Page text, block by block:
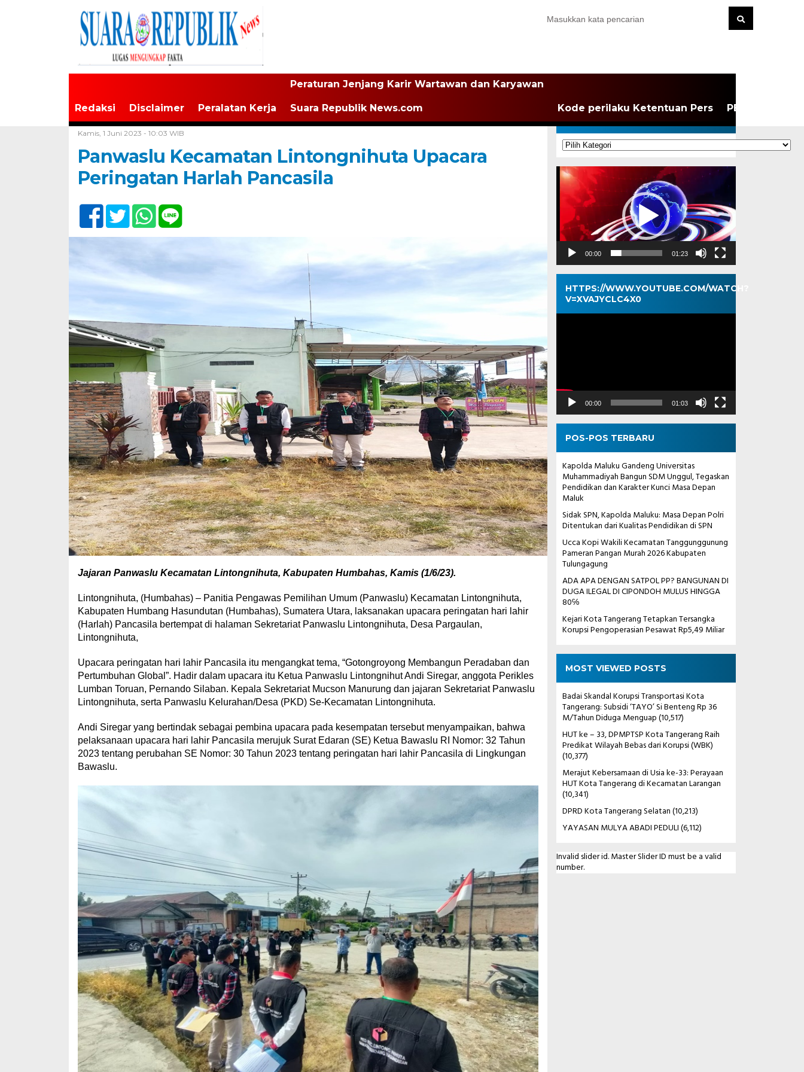
Redaksi Disclaimer Peralatan Kerja
Peraturan Jenjang Karir Wartawan dan Karyawan
Suara Republik News.com Kode perilaku Ketentuan Pers PEDOMAN
Kamis, 1 Juni 2023 - 10:03 WIB
Panwaslu Kecamatan Lintongnihuta Upacara
Peringatan Harlah Pancasila
Jajaran Panwaslu Kecamatan Lintongnihuta, Kabupaten Humbahas, Kamis (1/6/23).
Lintongnihuta, (Humbahas) – Panitia Pengawas Pemilihan Umum (Panwaslu) Kecamatan Lintongnihuta,
Kabupaten Humbang Hasundutan (Humbahas), Sumatera Utara, laksanakan upacara peringatan hari lahir
(Harlah) Pancasila bertempat di halaman Sekretariat Panwaslu Lintongnihuta, Desa Pargaulan,
Lintongnihuta,
Upacara peringatan hari lahir Pancasila itu mengangkat tema, “Gotongroyong Membangun Peradaban dan
Pertumbuhan Global”. Hadir dalam upacara itu Ketua Panwaslu Lintongnihut Andi Siregar, anggota Perikles
Lumban Toruan, Pernando Silaban. Kepala Sekretariat Mucson Manurung dan jajaran Sekretariat Panwaslu
Lintongnihuta, serta Panwaslu Kelurahan/Desa (PKD) Se-Kecamatan Lintongnihuta.
Andi Siregar yang bertindak sebagai pembina upacara pada kesempatan tersebut menyampaikan, bahwa
pelaksanaan upacara hari lahir Pancasila merujuk Surat Edaran (SE) Ketua Bawaslu RI Nomor: 32 Tahun
2023 tentang perubahan SE Nomor: 30 Tahun 2023 tentang peringatan hari lahir Pancasila di Lingkungan
Bawaslu.
KATEGORI
Kategori
Pemutar
Video
00:00 01:23
HTTPS://WWW.YOUTUBE.COM/WATCH?
V=XVAJYCLC4X0
Pemutar
00:00 01:03
POS-POS TERBARU
Kapolda Maluku Gandeng Universitas
Muhammadiyah Bangun SDM Unggul, Tegaskan
Pendidikan dan Karakter Kunci Masa Depan
Maluk
Sidak SPN, Kapolda Maluku: Masa Depan Polri
Ditentukan dari Kualitas Pendidikan di SPN
Ucca Kopi Wakili Kecamatan Tanggunggunung
Pameran Pangan Murah 2026 Kabupaten
Tulungagung
ADA APA DENGAN SATPOL PP? BANGUNAN DI
DUGA ILEGAL DI CIPONDOH MULUS HINGGA
80℅
Kejari Kota Tangerang Tetapkan Tersangka
Korupsi Pengoperasian Pesawat Rp5,49 Miliar
MOST VIEWED POSTS
Badai Skandal Korupsi Transportasi Kota
Tangerang: Subsidi ‘TAYO’ Si Benteng Rp 36
M/Tahun Diduga Menguap(10,517)
HUT ke – 33, DPMPTSP Kota Tangerang Raih
Predikat Wilayah Bebas dari Korupsi (WBK)
(10,377)
Merajut Kebersamaan di Usia ke-33: Perayaan
HUT Kota Tangerang di Kecamatan Larangan
(10,341)
DPRD Kota Tangerang Selatan(10,213)
YAYASAN MULYA ABADI PEDULI(6,112)
Invalid slider id. Master Slider ID must be a valid
number.